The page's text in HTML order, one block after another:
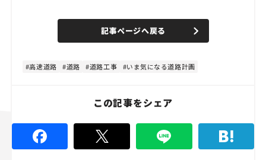
n
e
d
8
%
記事ページへ戻る
高速道路 道路 道路工事 いま気になる道路計画
この記事をシェア